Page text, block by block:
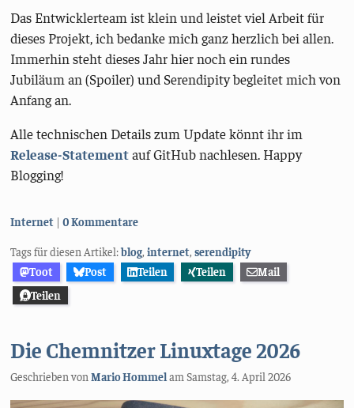
Das Entwicklerteam ist klein und leistet viel Arbeit für
dieses Projekt, ich bedanke mich ganz herzlich bei allen.
Immerhin steht dieses Jahr hier noch ein rundes
Jubiläum an (Spoiler) und Serendipity begleitet mich von
Anfang an.
Alle technischen Details zum Update könnt ihr im
Release-Statementauf GitHub nachlesen. Happy
Blogging!
Kategorien:
Internet 0 Kommentare
Tags für diesen Artikel:blog,internet,serendipity
Toot
Post Teilen Teilen
Mail
Teilen
Die Chemnitzer Linuxtage 2026
Geschrieben vonMario HommelamSamstag, 4. April 2026